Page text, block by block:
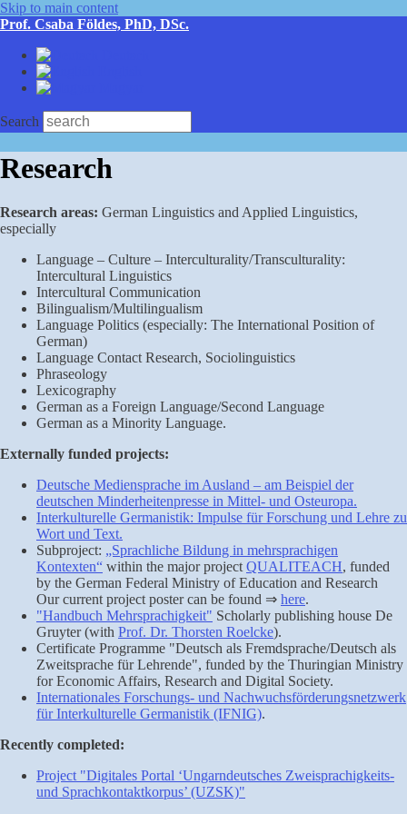
Skip to main content
Prof. Csaba Földes, PhD, DSc.
Search
Research
Research areas: German Linguistics and Applied Linguistics,
especially
Language – Culture – Interculturality/Transculturality:
Intercultural Linguistics
Intercultural Communication
Bilingualism/Multilingualism
Language Politics (especially: The International Position of
German)
Language Contact Research, Sociolinguistics
Phraseology
Lexicography
German as a Foreign Language/Second Language
German as a Minority Language.
Externally funded projects:
Deutsche Mediensprache im Ausland – am Beispiel der
deutschen Minderheitenpresse in Mittel- und Osteuropa.
Interkulturelle Germanistik: Impulse für Forschung und Lehre zu
Wort und Text.
Subproject: „Sprachliche Bildung in mehrsprachigen
Kontexten“ within the major project QUALITEACH, funded
by the German Federal Ministry of Education and Research
Our current project poster can be found ⇒ here.
"Handbuch Mehrsprachigkeit" Scholarly publishing house De
Gruyter (with Prof. Dr. Thorsten Roelcke).
Certificate Programme "Deutsch als Fremdsprache/Deutsch als
Zweitsprache für Lehrende", funded by the Thuringian Ministry
for Economic Affairs, Research and Digital Society.
Internationales Forschungs- und Nachwuchsförderungsnetzwerk
für Interkulturelle Germanistik (IFNIG).
Recently completed:
Project "Digitales Portal ‘Ungarndeutsches Zweisprachigkeits-
und Sprachkontaktkorpus’ (UZSK)"